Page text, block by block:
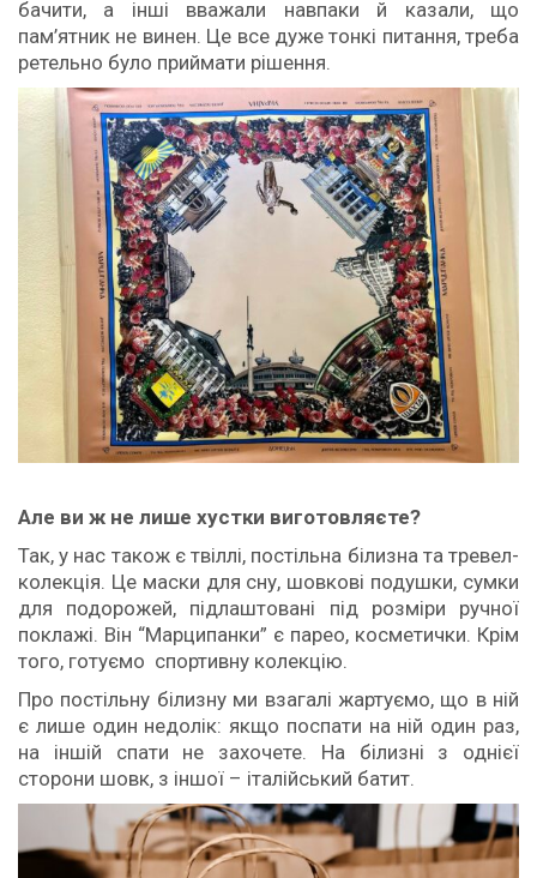
бачити, а інші вважали навпаки й казали, що
пам’ятник не винен. Це все дуже тонкі питання, треба
ретельно було приймати рішення.
Але ви ж не лише хустки виготовляєте?
Так, у нас також є твіллі, постільна білизна та тревел-
колекція. Це маски для сну, шовкові подушки, сумки
для подорожей, підлаштовані під розміри ручної
поклажі. Він “Марципанки” є парео, косметички. Крім
того, готуємо спортивну колекцію.
Про постільну білизну ми взагалі жартуємо, що в ній
є лише один недолік: якщо поспати на ній один раз,
на іншій спати не захочете. На білизні з однієї
сторони шовк, з іншої – італійський батит.